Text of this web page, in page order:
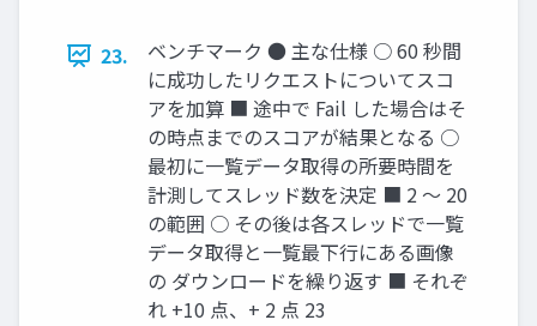
23.
ベンチマーク ● 主な仕様 ○ 60 秒間
に成功したリクエストについてスコ
アを加算 ■ 途中で Fail した場合はそ
の時点までのスコアが結果となる ○
最初に一覧データ取得の所要時間を
計測してスレッド数を決定 ■ 2 〜 20
の範囲 ○ その後は各スレッドで一覧
データ取得と一覧最下行にある画像
の ダウンロードを繰り返す ■ それぞ
れ +10 点、+ 2 点 23